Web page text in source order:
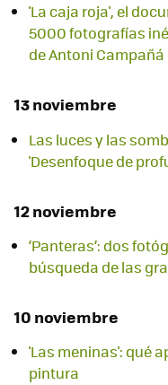
'La caja roja', el
5000 fotografías
de Antoni Campañá
13 noviembre
Las luces y las
'Desenfoque de
12 noviembre
‘Panteras’: dos
búsqueda de las
10 noviembre
'Las meninas': qué
pintura